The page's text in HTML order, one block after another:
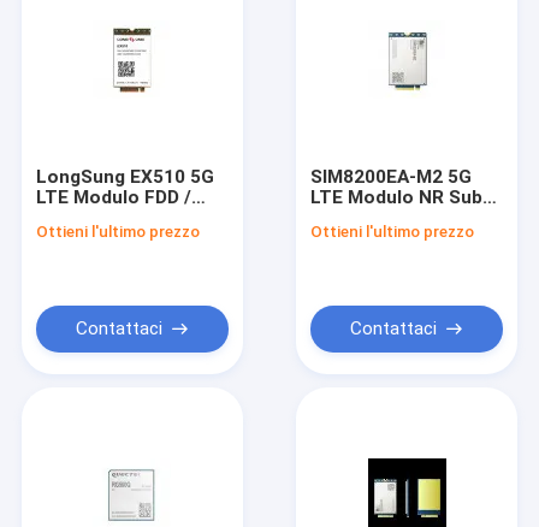
LongSung EX510 5G
LTE Modulo FDD /
Modulo wireless
Ottieni l'ultimo prezzo
Contattaci
SIM8200EA-M2 5G
LTE Modulo NR Sub-
Fattore di forma
Ottieni l'ultimo prezzo
Contattaci